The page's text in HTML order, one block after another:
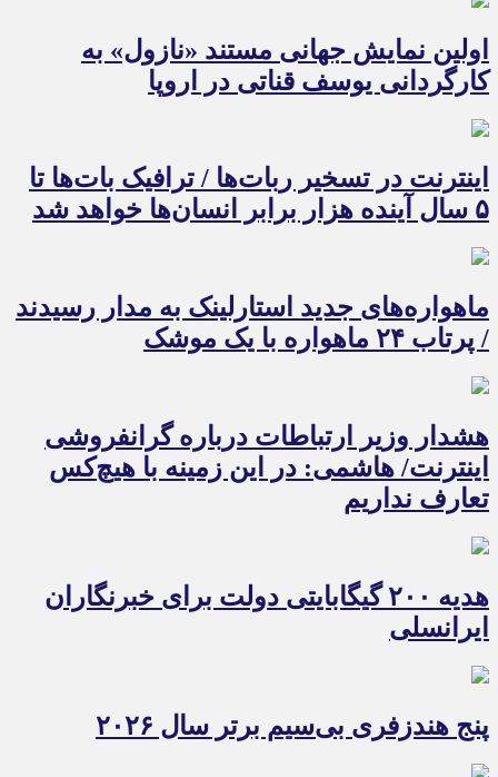
اولین نمایش جهانی مستند «نازول» به
کارگردانی یوسف قناتی در اروپا
اینترنت در تسخیر ربات‌ها / ترافیک بات‌ها تا
۵ سال آینده هزار برابر انسان‌ها خواهد شد
ماهواره‌های جدید استارلینک به مدار رسیدند
/ پرتاب ۲۴ ماهواره با یک موشک
هشدار وزیر ارتباطات درباره گرانفروشی
اینترنت/ هاشمی: در این زمینه با هیچ‌کس
تعارف نداریم
هدیه ۲۰۰ گیگابایتی دولت برای خبرنگاران
ایرانسلی
پنج هندزفری بی‌سیم برتر سال ۲۰۲۶